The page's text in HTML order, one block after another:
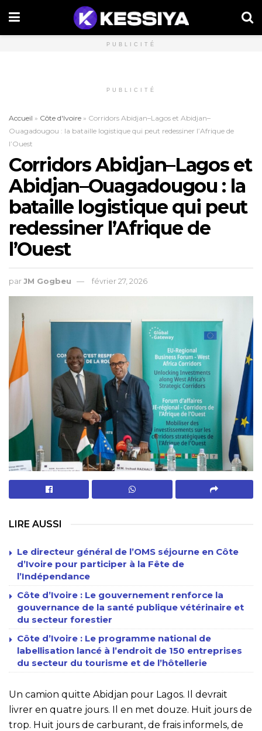
PUBLICITÉ
PUBLICITÉ
Accueil » Côte d'Ivoire » Corridors Abidjan–Lagos et Abidjan–
Ouagadougou : la bataille logistique qui peut redessiner l’Afrique de
l’Ouest
Corridors Abidjan–Lagos et
Abidjan–Ouagadougou : la
bataille logistique qui peut
redessiner l’Afrique de
l’Ouest
parJM Gogbeu février 27, 2026
LIRE AUSSI
Le directeur général de l’OMS séjourne en Côte
d’Ivoire pour participer à la Fête de
l’Indépendance
Côte d’Ivoire : Le gouvernement renforce la
gouvernance de la santé publique vétérinaire et
du secteur forestier
Côte d’Ivoire : Le programme national de
labellisation lancé à l’endroit de 150 entreprises
du secteur du tourisme et de l’hôtellerie
Un camion quitte Abidjan pour Lagos. Il devrait
livrer en quatre jours. Il en met douze. Huit jours de
trop. Huit jours de carburant, de frais informels, de